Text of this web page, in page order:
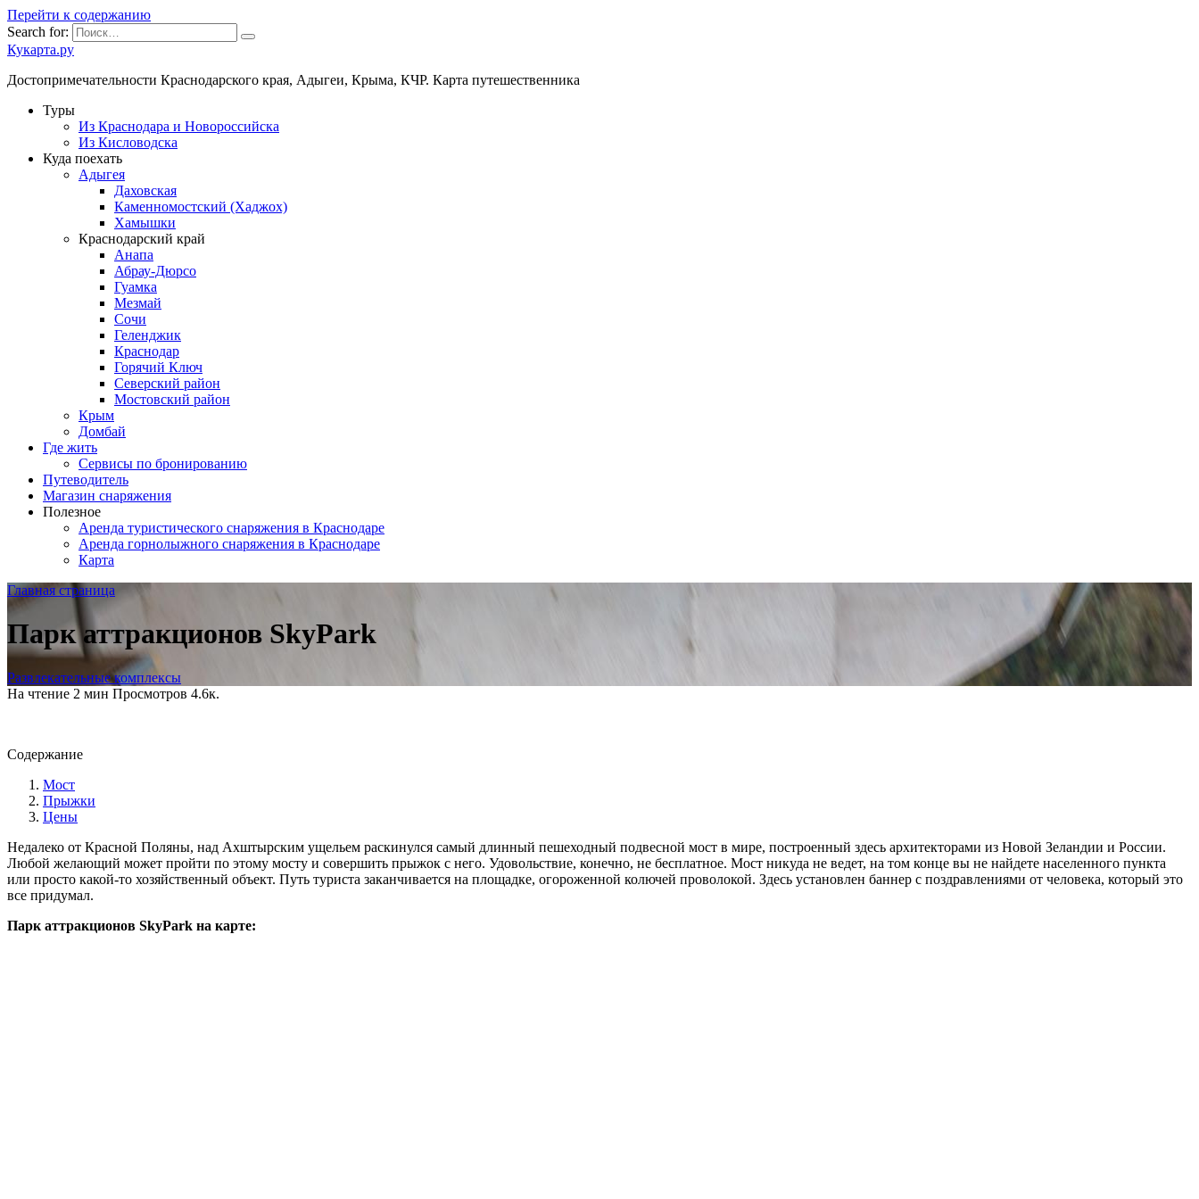
Перейти к содержанию
Search for:
Кукарта.ру
Достопримечательности Краснодарского края, Адыгеи, Крыма, КЧР. Карта путешественника
Туры
Из Краснодара и Новороссийска
Из Кисловодска
Куда поехать
Адыгея
Даховская
Каменномостский (Хаджох)
Хамышки
Краснодарский край
Анапа
Абрау-Дюрсо
Гуамка
Мезмай
Сочи
Геленджик
Краснодар
Горячий Ключ
Северский район
Мостовский район
Крым
Домбай
Где жить
Сервисы по бронированию
Путеводитель
Магазин снаряжения
Полезное
Аренда туристического снаряжения в Краснодаре
Аренда горнолыжного снаряжения в Краснодаре
Карта
Главная страница
Парк аттракционов SkyPark
Развлекательные комплексы
На чтение 2 мин Просмотров 4.6к.
Содержание
Мост
Прыжки
Цены
Недалеко от Красной Поляны, над Ахштырским ущельем раскинулся самый длинный пешеходный подвесной мост в мире, построенный здесь архитекторами из Новой Зеландии и России.
Любой желающий может пройти по этому мосту и совершить прыжок с него. Удовольствие, конечно, не бесплатное. Мост никуда не ведет, на том конце вы не найдете населенного пункта
или просто какой-то хозяйственный объект. Путь туриста заканчивается на площадке, огороженной колючей проволокой. Здесь установлен баннер с поздравлениями от человека, который это
все придумал.
Парк аттракционов SkyPark на карте: